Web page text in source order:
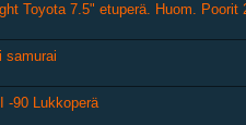
Toyota 7.5" etuperä. Huom. Poorit
samurai
-90 Lukkoperä